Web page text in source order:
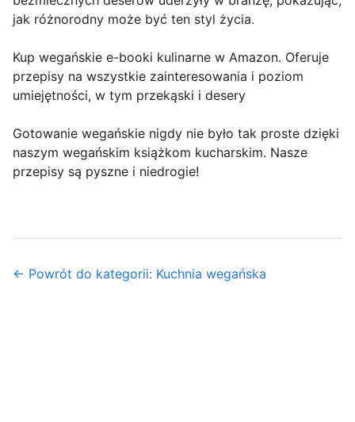
jak różnorodny może być ten styl życia.
Kup wegańskie e-booki kulinarne w Amazon. Oferuje
przepisy na wszystkie zainteresowania i poziom
umiejętności, w tym przekąski i desery
Gotowanie wegańskie nigdy nie było tak proste dzięki
naszym wegańskim książkom kucharskim. Nasze
przepisy są pyszne i niedrogie!
← Powrót do kategorii: Kuchnia wegańska